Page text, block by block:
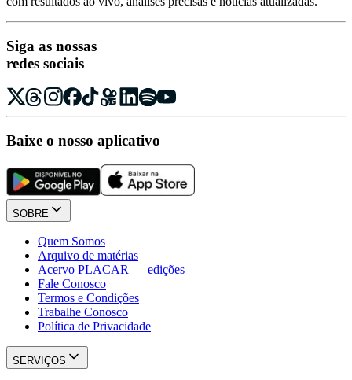
Siga as nossas
redes sociais
Baixe o nosso aplicativo
SOBRE
Quem Somos
Arquivo de matérias
Acervo PLACAR — edições
Fale Conosco
Termos e Condições
Trabalhe Conosco
Política de Privacidade
SERVIÇOS